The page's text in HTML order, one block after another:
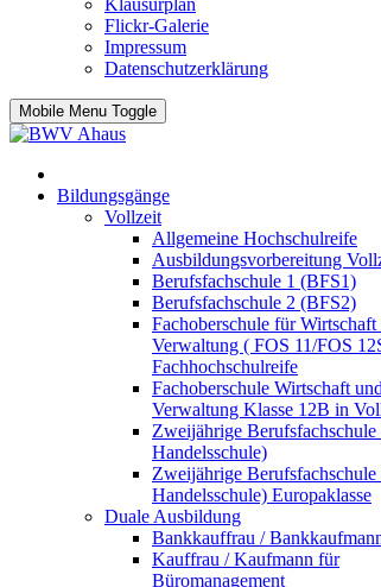
Klausurplan
Flickr-Galerie
Impressum
Datenschutzerklärung
Mobile Menu Toggle
Bildungsgänge
Vollzeit
Allgemeine Hochschulreife
Ausbildungsvorbereitung
Berufsfachschule 1 (BFS1)
Berufsfachschule 2 (BFS2)
Fachoberschule für Wirtschaft
Verwaltung ( FOS 11/FOS
Fachhochschulreife
Fachoberschule Wirtschaft und
Verwaltung Klasse 12B in
Zweijährige Berufsfachschule
Handelsschule)
Zweijährige Berufsfachschule
Handelsschule) Europaklasse
Duale Ausbildung
Bankkauffrau /
Kauffrau / Kaufmann für
Büromanagement